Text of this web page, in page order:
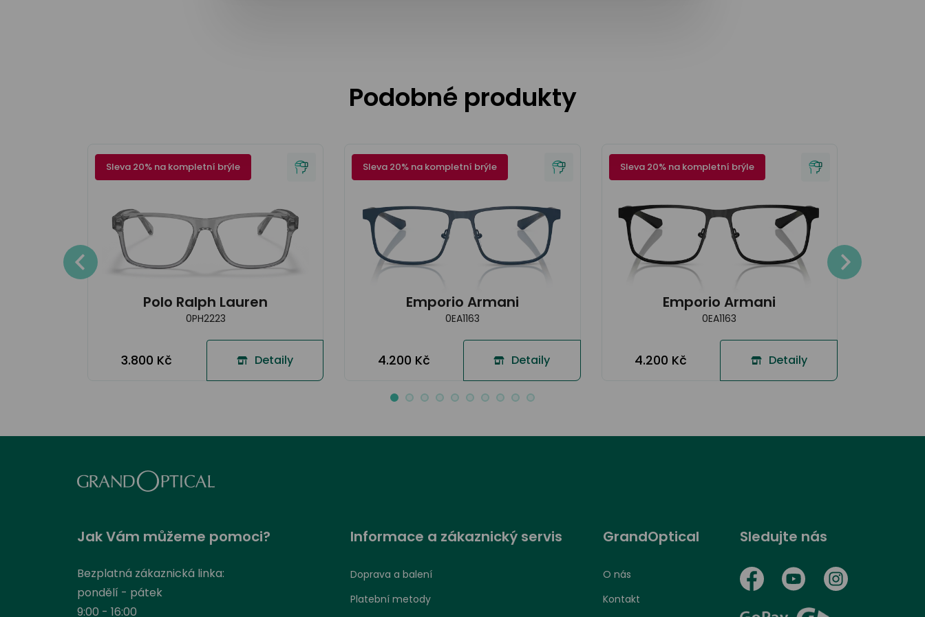
Podobné produkty
Sleva 20% na kompletní brýle
Polo Ralph Lauren
0PH2223
3.800 Kč Detaily
Sleva 20% na kompletní brýle
Emporio Armani
0EA1163
4.200 Kč Detaily
Sleva 20% na kompletní brýle
Emporio Armani
0EA1163
4.200 Kč Detaily
Jak Vám můžeme pomoci?
Bezplatná zákaznická linka:
pondělí - pátek
9:00 - 16:00
Informace a zákaznický servis
Doprava a balení
Platební metody
GrandOptical
O nás
Kontakt
Sledujte nás